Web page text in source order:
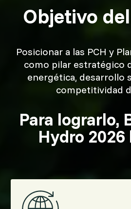
Objetivo
Posicionar a las PCH y
como pilar estratégico
energética, desarrollo
competitividad
Para lograrlo,
Hydro 2026